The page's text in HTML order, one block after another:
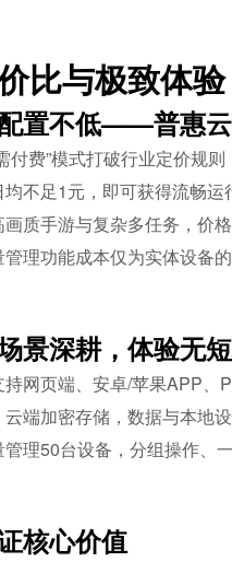
比与极致体
置不低——普惠
付费”模式打破行业定价规则
不足1元，即可获得流畅
质手游与复杂多任务，价
理功能成本仅为实体设备
景深耕，体验无
网页端、安卓/苹果APP、
端加密存储，数据与本地
理50台设备，分组操作、
核心价值